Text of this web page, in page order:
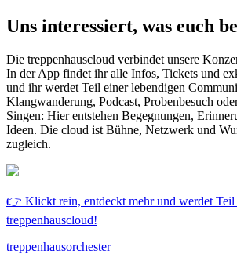
Uns interessiert, was euch
Die treppenhauscloud verbindet unsere
In der App findet ihr alle Infos, Tickets und
und ihr werdet Teil einer lebendigen
Klangwanderung, Podcast, Probenbesuch
Singen: Hier entstehen Begegnungen,
Ideen. Die cloud ist Bühne, Netzwerk und
zugleich.
👉 Klickt rein, entdeckt mehr und werdet Teil
treppenhauscloud!
treppenhausorchester